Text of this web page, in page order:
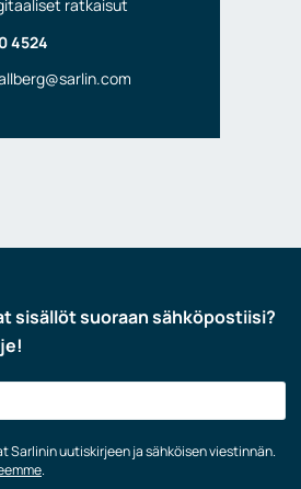
ratkaisut
4524
sisällöt suoraan sähköpostiisi?
Sarlinin uutiskirjeen ja sähköisen viestinnän.
.